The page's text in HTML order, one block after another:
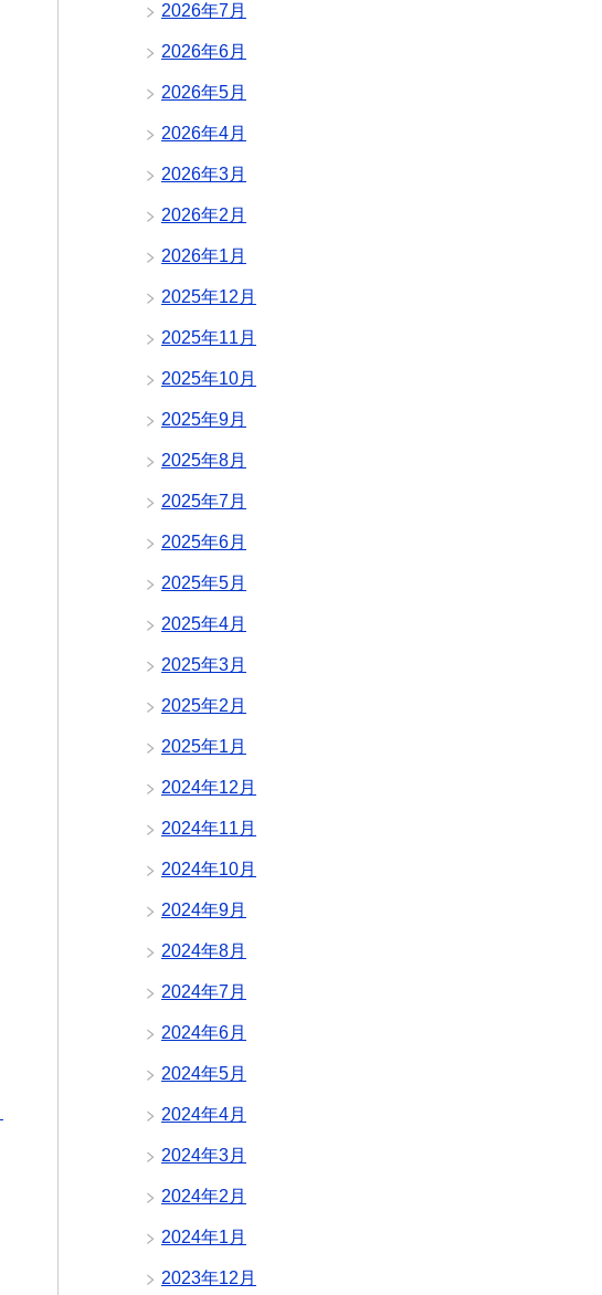
2026年7月
2026年6月
2026年5月
2026年4月
2026年3月
2026年2月
2026年1月
2025年12月
2025年11月
2025年10月
2025年9月
2025年8月
2025年7月
2025年6月
2025年5月
2025年4月
2025年3月
2025年2月
2025年1月
2024年12月
2024年11月
2024年10月
2024年9月
2024年8月
2024年7月
2024年6月
2024年5月
2024年4月
2024年3月
2024年2月
2024年1月
2023年12月